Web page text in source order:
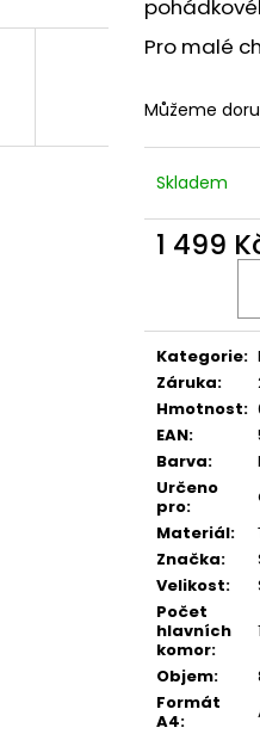
Pro malé
Můžeme
Skladem
1 499
Kategorie:
Záruka:
Hmotnost:
EAN:
Barva:
Určeno
pro:
Materiál:
Značka:
Velikost:
Počet
hlavních
komor:
1
Objem:
Formát
A4: